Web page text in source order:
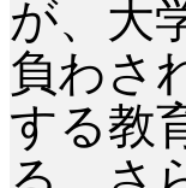
が、大
負わさ
する教